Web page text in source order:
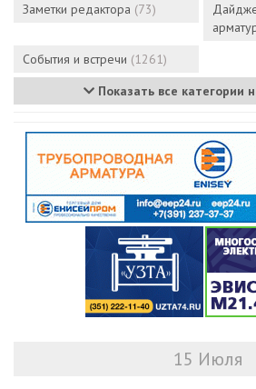
Заметки редактора (73)
События и встречи (1261)
Показать все категории
15 Июля